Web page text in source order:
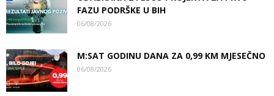
FAZU PODRŠKE U BIH
06/08/2026
M:SAT GODINU DANA ZA 0,99 KM MJESEČNO
06/08/2026